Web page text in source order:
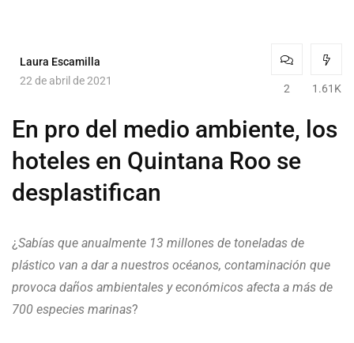
Laura Escamilla
22 de abril de 2021
2 1.61K
En pro del medio ambiente, los
hoteles en Quintana Roo se
desplastifican
¿Sabías que anualmente 13 millones de toneladas de
plástico van a dar a nuestros océanos, contaminación que
provoca daños ambientales y económicos afecta a más de
700 especies marinas?